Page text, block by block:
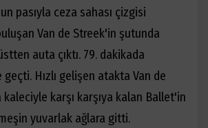
pasıyla ceza sahası çizgisi
Van de Streek'in şutunda
auta çıktı. 79. dakikada
Hızlı gelişen atakta Van de
kaleciyle karşı karşıya kalan Ballet'in
yuvarlak ağlara gitti.